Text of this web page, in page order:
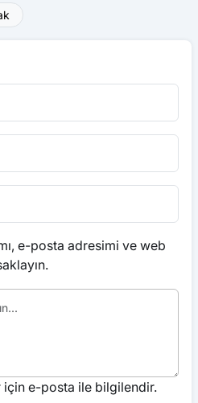
e-posta adresimi ve web
için e-posta ile bilgilendir.